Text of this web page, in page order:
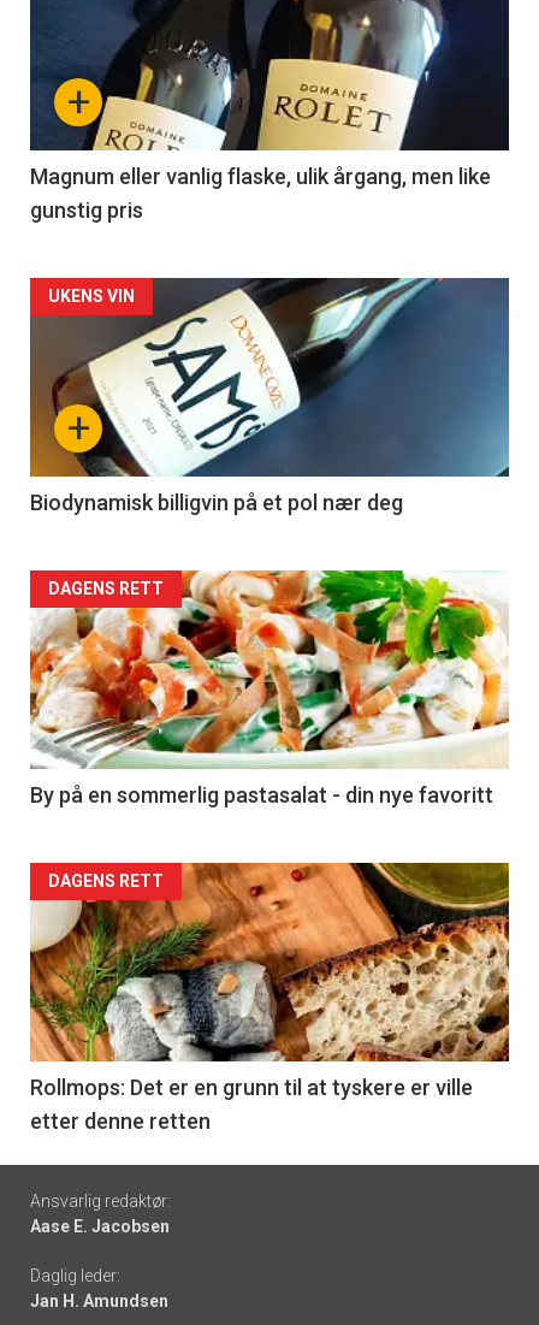
akkurat
nå
3
+
Magnum eller vanlig flaske, ulik årgang, men like
gunstig pris
Forsiden
akkurat
nå
4
+
UKENS VIN
Biodynamisk billigvin på et pol nær deg
Forsiden
akkurat
nå
-
5
DAGENS RETT
By på en sommerlig pastasalat - din nye favoritt
Forsiden
akkurat
nå
-
6
DAGENS RETT
Rollmops: Det er en grunn til at tyskere er ville
etter denne retten
Footer
-
links
Ansvarlig redaktør:
Aase E. Jacobsen
Daglig leder:
Jan H. Amundsen